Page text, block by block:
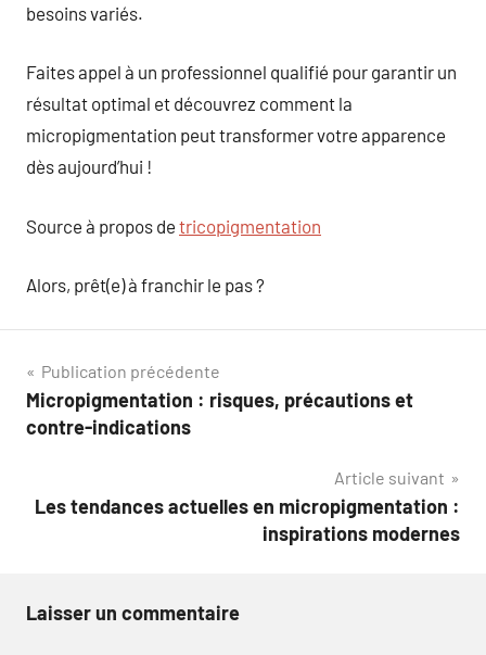
besoins variés.
Faites appel à un professionnel qualifié pour garantir un
résultat optimal et découvrez comment la
micropigmentation peut transformer votre apparence
dès aujourd’hui !
Source à propos de tricopigmentation
Alors, prêt(e) à franchir le pas ?
Navigation
de
Publication précédente
Micropigmentation : risques, précautions et
contre-indications
Article suivant
Les tendances actuelles en micropigmentation :
inspirations modernes
Laisser un commentaire